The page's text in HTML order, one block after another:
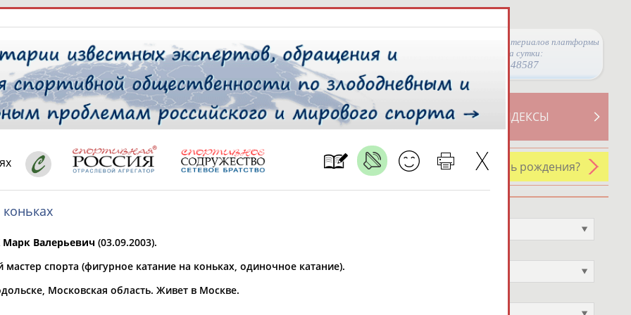
Просмотры материалов платформы
за сутки:
48587
СВОДНЫЕ ИНДЕКСЫ
ТАБЛО АКТИВНОСТИ
РЕСУРСНАЯ ПЛОЩАДКА
У кого сегодня день рождения?
регион*
проживания
Валерьевич (03.09.2003).
спорта (фигурное катание на коньках, одиночное катание).
Московская область. Живет в Москве.